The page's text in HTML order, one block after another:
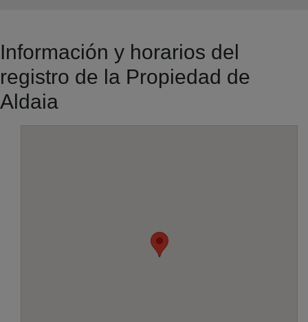
Información y horarios del
registro de la Propiedad de
Aldaia